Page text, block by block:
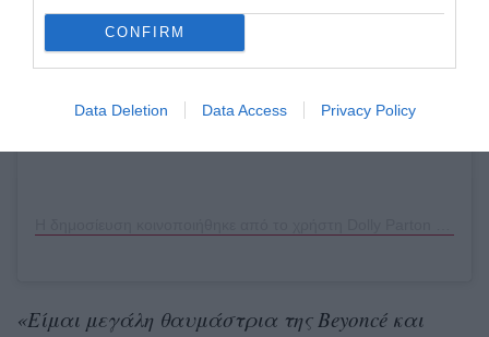
CONFIRM
Data Deletion Data Access Privacy Policy
«Είμαι μεγάλη θαυμάστρια της Beyoncé και